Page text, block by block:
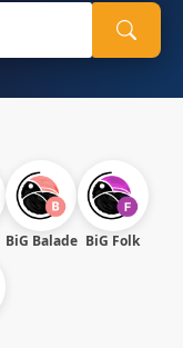
BiG Balade BiG Folk